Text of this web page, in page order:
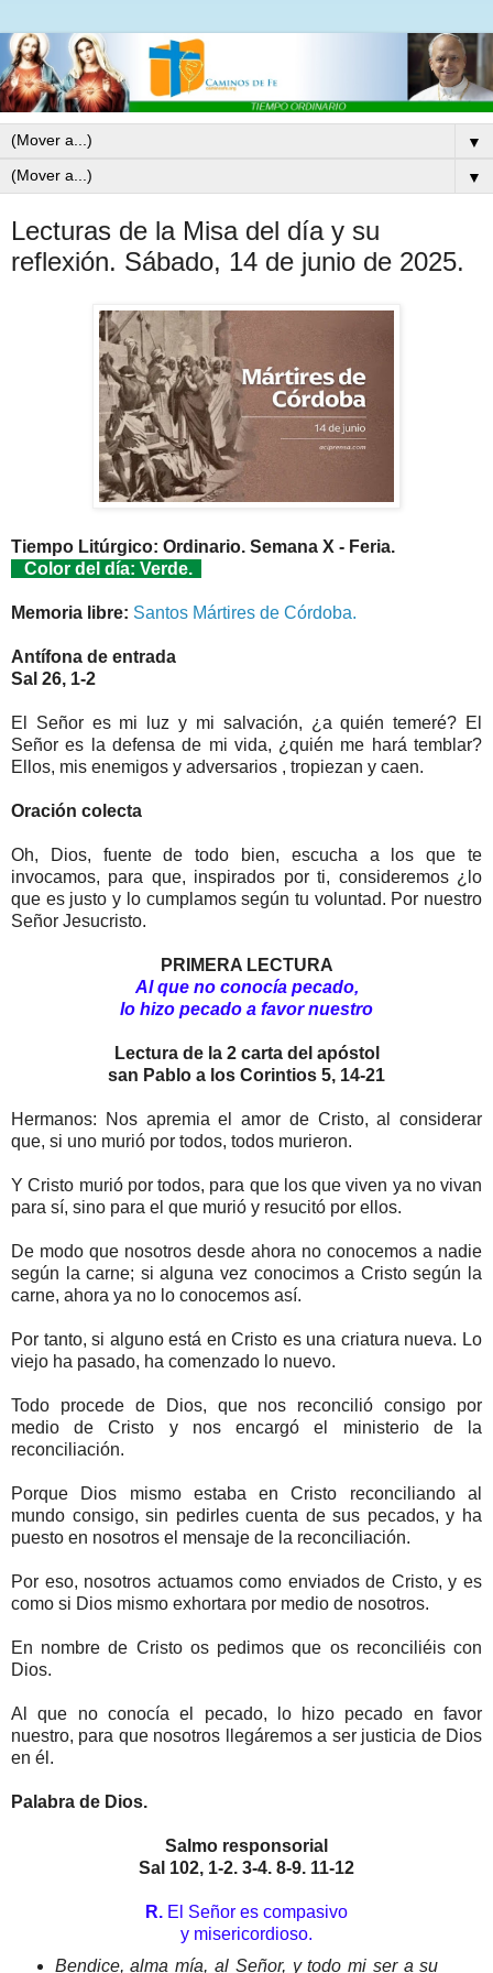
▼
▼
Lecturas de la Misa del día y su
reflexión. Sábado, 14 de junio de 2025.
Tiempo Litúrgico: Ordinario. Semana X - Feria.
Color del día: Verde.
Memoria libre: Santos Mártires de Córdoba.
Antífona de entrada
Sal 26, 1-2
El Señor es mi luz y mi salvación, ¿a quién temeré? El
Señor es la defensa de mi vida, ¿quién me hará temblar?
Ellos, mis enemigos y adversarios , tropiezan y caen.
Oración colecta
Oh, Dios, fuente de todo bien, escucha a los que te
invocamos, para que, inspirados por ti, consideremos ¿lo
que es justo y lo cumplamos según tu voluntad. Por nuestro
Señor Jesucristo.
PRIMERA LECTURA
Al que no conocía pecado,
lo hizo pecado a favor nuestro
Lectura de la 2 carta del apóstol
san Pablo a los Corintios 5, 14-21
Hermanos: Nos apremia el amor de Cristo, al considerar
que, si uno murió por todos, todos murieron.
Y Cristo murió por todos, para que los que viven ya no vivan
para sí, sino para el que murió y resucitó por ellos.
De modo que nosotros desde ahora no conocemos a nadie
según la carne; si alguna vez conocimos a Cristo según la
carne, ahora ya no lo conocemos así.
Por tanto, si alguno está en Cristo es una criatura nueva. Lo
viejo ha pasado, ha comenzado lo nuevo.
Todo procede de Dios, que nos reconcilió consigo por
medio de Cristo y nos encargó el ministerio de la
reconciliación.
Porque Dios mismo estaba en Cristo reconciliando al
mundo consigo, sin pedirles cuenta de sus pecados, y ha
puesto en nosotros el mensaje de la reconciliación.
Por eso, nosotros actuamos como enviados de Cristo, y es
como si Dios mismo exhortara por medio de nosotros.
En nombre de Cristo os pedimos que os reconciliéis con
Dios.
Al que no conocía el pecado, lo hizo pecado en favor
nuestro, para que nosotros llegáremos a ser justicia de Dios
en él.
Palabra de Dios.
Salmo responsorial
Sal 102, 1-2. 3-4. 8-9. 11-12
R. El Señor es compasivo
y misericordioso.
Bendice, alma mía, al Señor, y todo mi ser a su